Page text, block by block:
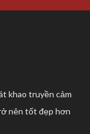
khao truyền cảm
nên tốt đẹp hơn